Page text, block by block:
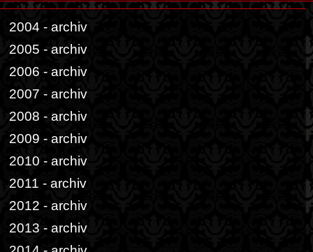
2004 - archiv
2005 - archiv
2006 - archiv
2007 - archiv
2008 - archiv
2009 - archiv
2010 - archiv
2011 - archiv
2012 - archiv
2013 - archiv